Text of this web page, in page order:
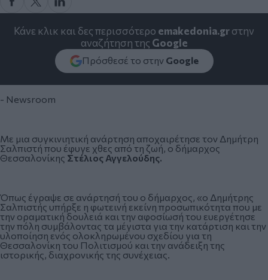
Κάνε κλικ και δες περισσότερο emakedonia.grστην
αναζήτηση της Google
Πρόσθεσέ το στην Google
- Newsroom
Με μια συγκινιητική ανάρτηση αποχαιρέτησε τον Δημήτρη
Σαλπιστή που έφυγε χθες από τη ζωή, ο δήμαρχος
Θεσσαλονίκης Στέλιος Αγγελούδης.
Όπως έγραψε σε ανάρτησή του ο δήμαρχος, «ο Δημήτρης
Σαλπιστής υπήρξε η φωτεινή εκείνη προσωπικότητα που με
την οραματική δουλειά και την αφοσίωσή του ευεργέτησε
την πόλη συμβάλοντας τα μέγιστα για την κατάρτιση και την
υλοποίηση ενός ολοκληρωμένου σχεδίου για τη
Θεσσαλονίκη του Πολιτισμού και την ανάδειξη της
ιστορικής, διαχρονικής της συνέχειας.